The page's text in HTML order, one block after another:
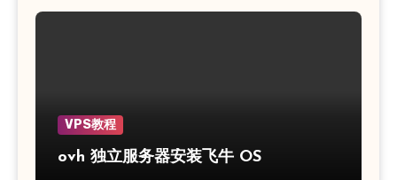
VPS教程
ovh 独立服务器安装飞牛 OS